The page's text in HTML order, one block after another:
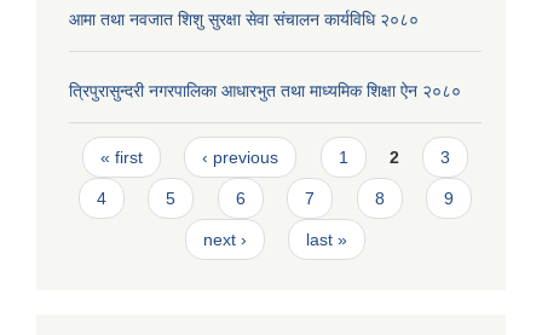
आमा तथा नवजात शिशु सुरक्षा सेवा संचालन कार्यविधि २०८०
त्रिपुरासुन्दरी नगरपालिका आधारभुत तथा माध्यमिक शिक्षा ऐन २०८०
Pages
« first ‹ previous 1 2 3
4 5 6 7 8 9
next › last »